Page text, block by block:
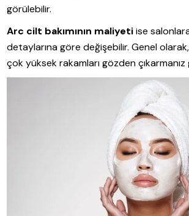
görülebilir.
Arc cilt bakımının maliyetiise
detaylarına göre değişebilir. Genel
çok yüksek rakamları gözden çıkarmanız